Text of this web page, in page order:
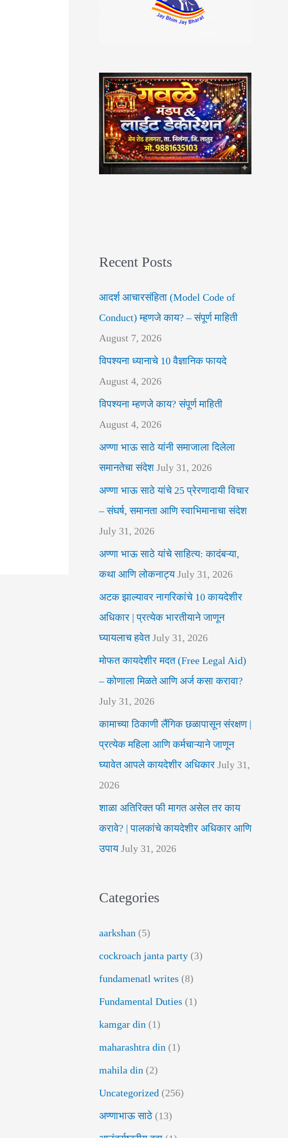
Recent Posts
आदर्श आचारसंहिता (Model Code of
Conduct) म्हणजे काय? – संपूर्ण माहिती
August 7, 2026
विपश्यना ध्यानाचे 10 वैज्ञानिक फायदे
August 4, 2026
विपश्यना म्हणजे काय? संपूर्ण माहिती
August 4, 2026
अण्णा भाऊ साठे यांनी समाजाला दिलेला
समानतेचा संदेश July 31, 2026
अण्णा भाऊ साठे यांचे 25 प्रेरणादायी विचार
– संघर्ष, समानता आणि स्वाभिमानाचा संदेश
July 31, 2026
अण्णा भाऊ साठे यांचे साहित्य: कादंबऱ्या,
कथा आणि लोकनाट्य July 31, 2026
अटक झाल्यावर नागरिकांचे 10 कायदेशीर
अधिकार | प्रत्येक भारतीयाने जाणून
घ्यायलाच हवेत July 31, 2026
मोफत कायदेशीर मदत (Free Legal Aid)
– कोणाला मिळते आणि अर्ज कसा करावा?
July 31, 2026
कामाच्या ठिकाणी लैंगिक छळापासून संरक्षण |
प्रत्येक महिला आणि कर्मचाऱ्याने जाणून
घ्यावेत आपले कायदेशीर अधिकार July 31,
2026
शाळा अतिरिक्त फी मागत असेल तर काय
करावे? | पालकांचे कायदेशीर अधिकार आणि
उपाय July 31, 2026
Categories
aarkshan (5)
cockroach janta party (3)
fundamenatl writes (8)
Fundamental Duties (1)
kamgar din (1)
maharashtra din (1)
mahila din (2)
Uncategorized (256)
अण्णाभाऊ साठे (13)